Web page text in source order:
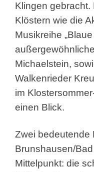
Klingen gebracht.
Klöstern wie die
Musikreihe
Michaelstein,
Walkenrieder
im
einen Blick.
Zwei bedeutende
Brunshausen/
Mittelpunkt: die